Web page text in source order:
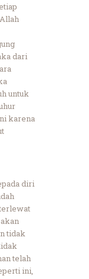
dari
untuk
karena
diri
tidak
telah
ini,